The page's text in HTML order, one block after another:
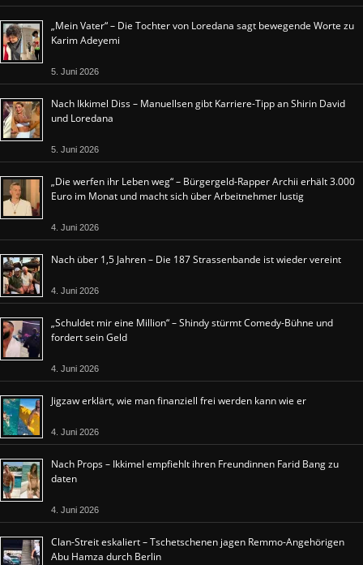
„Mein Vater“ – Die Tochter von Loredana sagt bewegende Worte zu
Karim Adeyemi
5. Juni 2026
Nach Ikkimel Diss – Manuellsen gibt Karriere-Tipp an Shirin David
und Loredana
5. Juni 2026
„Die werfen ihr Leben weg“ – Bürgergeld-Rapper Archii erhält 3.000
Euro im Monat und macht sich über Arbeitnehmer lustig
4. Juni 2026
Nach über 1,5 Jahren – Die 187 Strassenbande ist wieder vereint
4. Juni 2026
„Schuldet mir eine Million“ – Shindy stürmt Comedy-Bühne und
fordert sein Geld
4. Juni 2026
Jigzaw erklärt, wie man finanziell frei werden kann wie er
4. Juni 2026
Nach Props – Ikkimel empfiehlt ihren Freundinnen Farid Bang zu
daten
4. Juni 2026
Clan-Streit eskaliert – Tschetschenen jagen Remmo-Angehörigen
Abu Hamza durch Berlin